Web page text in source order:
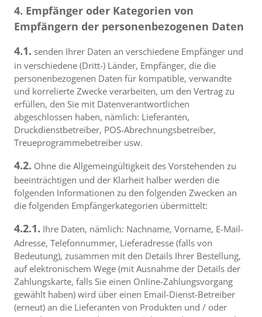
4. Empfänger oder Kategorien von
Empfängern der personenbezogenen Daten
4.1. senden Ihrer Daten an verschiedene Empfänger und
in verschiedene (Dritt-) Länder, Empfänger, die die
personenbezogenen Daten für kompatible, verwandte
und korrelierte Zwecke verarbeiten, um den Vertrag zu
erfüllen, den Sie mit Datenverantwortlichen
abgeschlossen haben, nämlich: Lieferanten,
Druckdienstbetreiber, POS-Abrechnungsbetreiber,
Treueprogrammebetreiber usw.
4.2. Ohne die Allgemeingültigkeit des Vorstehenden zu
beeinträchtigen und der Klarheit halber werden die
folgenden Informationen zu den folgenden Zwecken an
die folgenden Empfängerkategorien übermittelt:
4.2.1. Ihre Daten, nämlich: Nachname, Vorname, E-Mail-
Adresse, Telefonnummer, Lieferadresse (falls von
Bedeutung), zusammen mit den Details Ihrer Bestellung,
auf elektronischem Wege (mit Ausnahme der Details der
Zahlungskarte, falls Sie einen Online-Zahlungsvorgang
gewählt haben) wird über einen Email-Dienst-Betreiber
(erneut) an die Lieferanten von Produkten und / oder